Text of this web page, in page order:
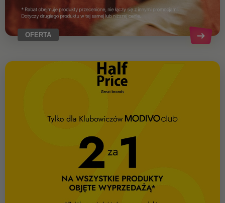
OFERTA